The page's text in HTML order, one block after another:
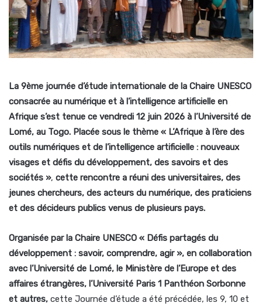
La 9ème journée d’étude internationale de la Chaire UNESCO
consacrée au numérique et à l’intelligence artificielle en
Afrique s’est tenue ce vendredi 12 juin 2026 à l’Université de
Lomé, au Togo. Placée sous le thème « L’Afrique à l’ère des
outils numériques et de l’intelligence artificielle : nouveaux
visages et défis du développement, des savoirs et des
sociétés », cette rencontre a réuni des universitaires, des
jeunes chercheurs, des acteurs du numérique, des praticiens
et des décideurs publics venus de plusieurs pays.
Organisée par la Chaire UNESCO « Défis partagés du
développement : savoir, comprendre, agir », en collaboration
avec l’Université de Lomé, le Ministère de l’Europe et des
affaires étrangères, l’Université Paris 1 Panthéon Sorbonne
et autres, cette Journée d’étude a été précédée, les 9, 10 et